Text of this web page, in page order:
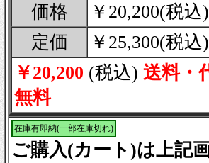
価格
￥20,200(税込)
定価
￥25,300(税込)
￥20,200 (税込) 送料・
無料
在庫有即納(一部在庫切れ)
ご購入(カート)は上記